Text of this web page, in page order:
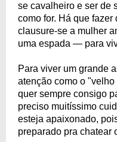
se cavalheiro e ser de
como for. Há que
clausure-se a mulher
uma espada — para
Para viver um grande
atenção como o
quer sempre consigo
preciso muitíssimo
esteja apaixonado,
preparado pra chatear